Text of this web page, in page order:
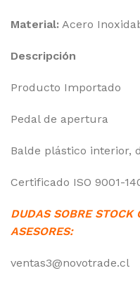
Material: Acero
Descripción
Producto Importado
Pedal de apertura
Balde plástico interior,
Certificado ISO 9001-
DUDAS SOBRE STOCK
ASESORES:
ventas3@novotrade.cl